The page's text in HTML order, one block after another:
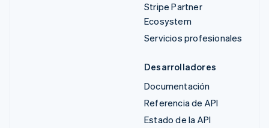
Stripe Partner
Ecosystem
Servicios profesionales
Desarrolladores
Documentación
Referencia de API
Estado de la API